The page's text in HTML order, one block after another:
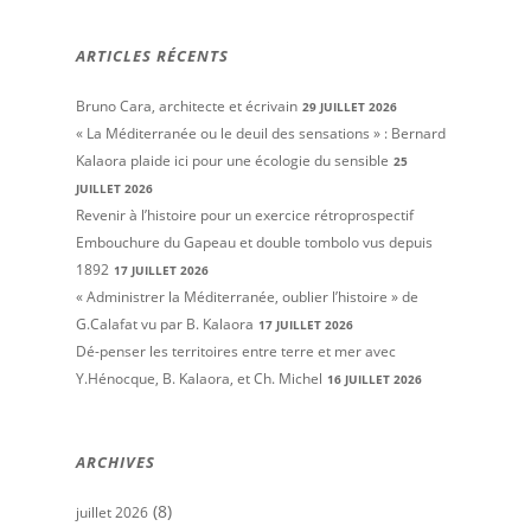
ARTICLES RÉCENTS
Bruno Cara, architecte et écrivain 29 JUILLET 2026
« La Méditerranée ou le deuil des sensations » : Bernard
Kalaora plaide ici pour une écologie du sensible 25
JUILLET 2026
Revenir à l’histoire pour un exercice rétroprospectif
Embouchure du Gapeau et double tombolo vus depuis
1892 17 JUILLET 2026
« Administrer la Méditerranée, oublier l’histoire » de
G.Calafat vu par B. Kalaora 17 JUILLET 2026
Dé-penser les territoires entre terre et mer avec
Y.Hénocque, B. Kalaora, et Ch. Michel 16 JUILLET 2026
ARCHIVES
juillet 2026 (8)